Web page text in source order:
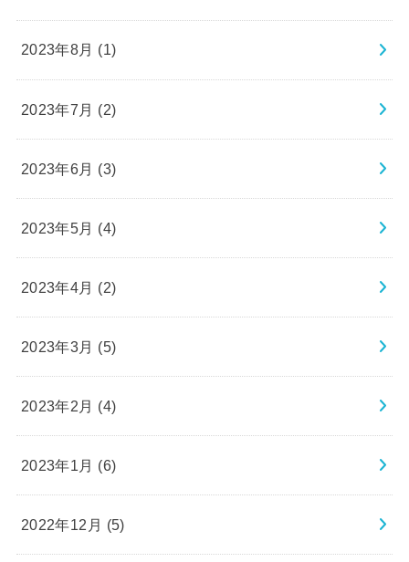
2023年8月 (1)
2023年7月 (2)
2023年6月 (3)
2023年5月 (4)
2023年4月 (2)
2023年3月 (5)
2023年2月 (4)
2023年1月 (6)
2022年12月 (5)